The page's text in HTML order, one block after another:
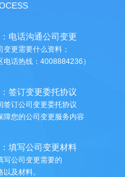
电话沟通公司变更
变更需要什么资料；
电话热线：4008884236）
签订变更委托协议
签订公司变更委托协议
障您的公司变更服务内容
填写公司变更材料
写公司变更需要的
及材料。